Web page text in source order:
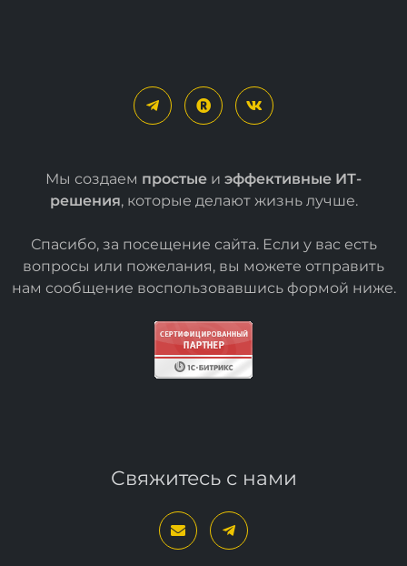
Мы создаем простые и эффективные ИТ-
решения, которые делают жизнь лучше.
Спасибо, за посещение сайта. Если у вас есть
вопросы или пожелания, вы можете отправить
нам сообщение воспользовавшись формой ниже.
Свяжитесь с нами